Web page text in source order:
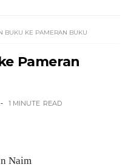
BUKU KE PAMERAN BUKU
Pameran
1 MINUTE READ
Naim